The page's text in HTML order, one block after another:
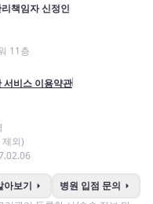
책임자 신정인
11층
서비스 이용약관
외)
아보기 arrow_right 병원 입점 문의 arrow_right